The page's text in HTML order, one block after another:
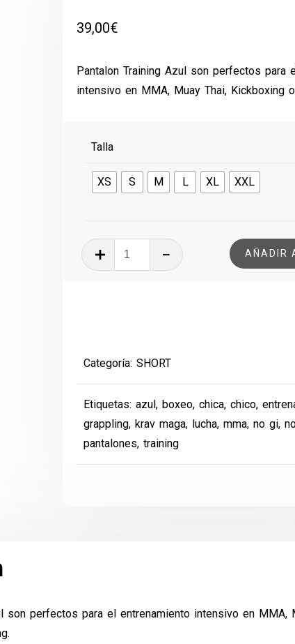
39,00€
Pantalon Training Azul son perfectos para
intensivo en MMA, Muay Thai, Kickboxing
Talla
XS S M L XL XXL
PANTALON
TRAINING
AÑADIR
Categoría:SHORT
Etiquetas:azul,boxeo,chica,chico,
grappling,krav maga, lucha,mma,no gi,
pantalones,training
son perfectos para el entrenamiento intensivo en MMA,